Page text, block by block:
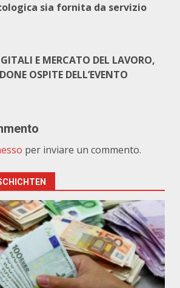
sia fornita da servizio
E MERCATO DEL LAVORO,
OSPITE DELL’EVENTO
per inviare un commento.